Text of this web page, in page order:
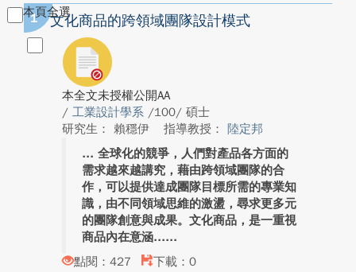
本頁全選
1 文化商品的跨領域團隊設計模式
本全文未授權公開AA
/ 工業設計學系 /100/ 碩士
研究生： 賴穩伊
指導教授： 陸定邦
全球化的競爭，人們對產品各方面的
需求越來越講究，藉由跨領域團隊的合
作，可以提供達成團隊目標所需的專業知
識，由不同領域思維的激盪，尋求更多元
的團隊創意與成果。文化商品，是一重視
商品內在意涵...
點閱：427
下載：0